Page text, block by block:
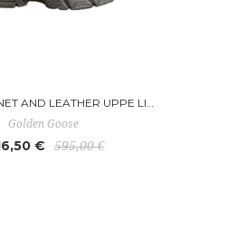
Golden Goose
€ 595,00 €